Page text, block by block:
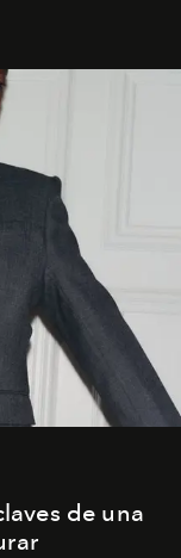
de una